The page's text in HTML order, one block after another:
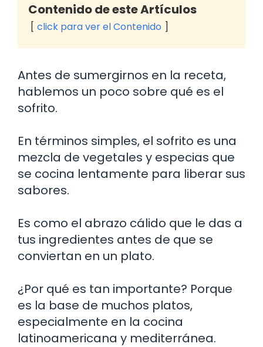
Contenido de este Artículos
click para ver el Contenido
Antes de sumergirnos en la receta,
hablemos un poco sobre qué es el
sofrito.
En términos simples, el sofrito es una
mezcla de vegetales y especias que
se cocina lentamente para liberar sus
sabores.
Es como el abrazo cálido que le das a
tus ingredientes antes de que se
conviertan en un plato.
¿Por qué es tan importante? Porque
es la base de muchos platos,
especialmente en la cocina
latinoamericana y mediterránea.